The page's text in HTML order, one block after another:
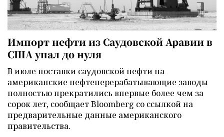
Импорт нефти из Саудовской Аравии в
США упал до нуля
В июле поставки саудовской нефти на
американские нефтеперерабатывающие заводы
полностью прекратились впервые более чем за
сорок лет, сообщает Bloomberg со ссылкой на
предварительные данные американского
правительства.